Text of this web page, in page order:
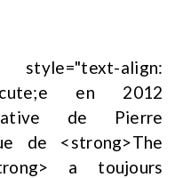
align:
en 2012
de Pierre
de <strong>The
a toujours